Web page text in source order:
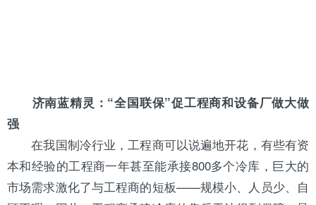
济南蓝精灵：“全国联保”促工程商和设备厂做大做
强
在我国制冷行业，工程商可以说遍地开花，有些有资
本和经验的工程商一年甚至能承接800多个冷库，巨大的
市场需求激化了与工程商的短板——规模小、人员少、自